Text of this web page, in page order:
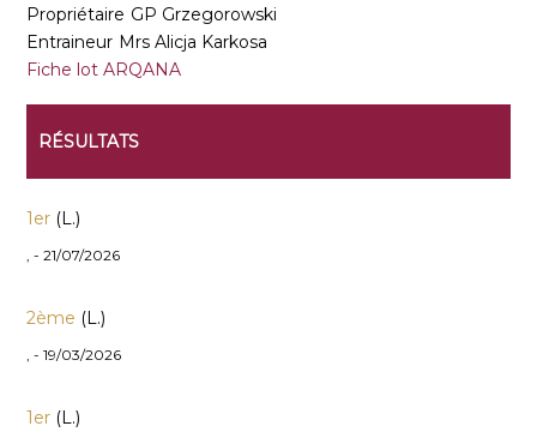
Propriétaire GP Grzegorowski
Entraineur Mrs Alicja Karkosa
Fiche lot ARQANA
RÉSULTATS
1er (L.)
, - 21/07/2026
2ème (L.)
, - 19/03/2026
1er (L.)